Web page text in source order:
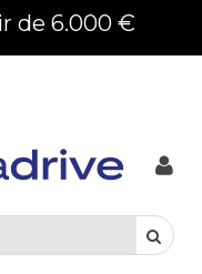
de 6.000 €